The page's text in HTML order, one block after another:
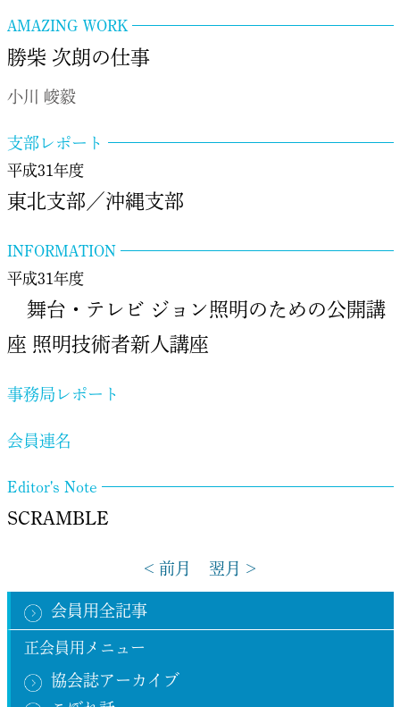
会員用全記事
正会員用メニュー
協会誌アーカイブ
AMAZING WORK
勝柴 次朗の仕事
小川 峻毅
支部レポート
平成31年度
東北支部／沖縄支部
INFORMATION
平成31年度
舞台・テレビ ジョン照明のための公開講
座 照明技術者新人講座
事務局レポート
会員連名
Editor's Note
SCRAMBLE
< 前月 翌月 >